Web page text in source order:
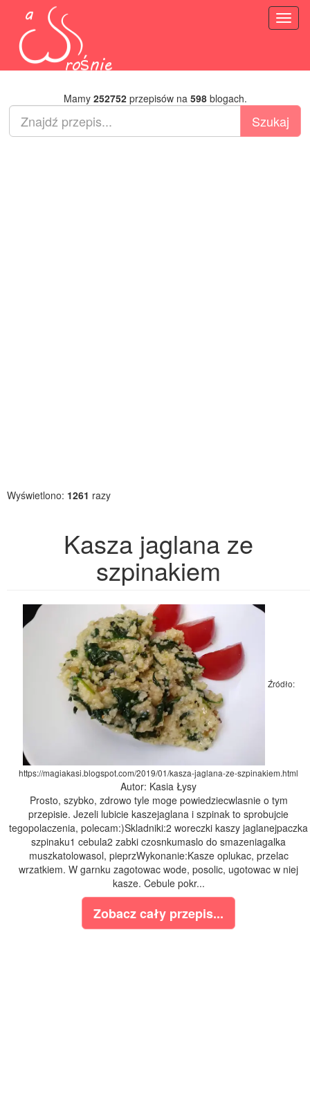
Mamy 252752przepisów na 598blogach.
Wyświetlono: 1261 razy
Kasza jaglana ze
szpinakiem
Źródło:
https://magiakasi.blogspot.com/2019/01/kasza-jaglana-ze-szpinakiem.html
Autor: Kasia Łysy
Prosto, szybko, zdrowo tyle moge powiedziecwlasnie o tym
przepisie. Jezeli lubicie kaszejaglana i szpinak to sprobujcie
tegopolaczenia, polecam:)Skladniki:2 woreczki kaszy jaglanejpaczka
szpinaku1 cebula2 zabki czosnkumaslo do smazeniagalka
muszkatolowasol, pieprzWykonanie:Kasze oplukac, przelac
wrzatkiem. W garnku zagotowac wode, posolic, ugotowac w niej
kasze. Cebule pokr...
Zobacz cały przepis...